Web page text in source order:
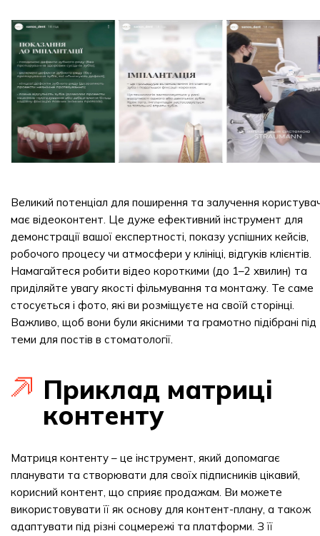
Великий потенціал для поширення та залучення
має відеоконтент. Це дуже ефективний інструмент для
демонстрації вашої експертності, показу успішних кейсів,
робочого процесу чи атмосфери у клініці, відгуків клієнтів.
Намагайтеся робити відео короткими (до 1–2 хвилин) та
приділяйте увагу якості фільмування та монтажу. Те саме
стосується і фото, які ви розміщуєте на своїй сторінці.
Важливо, щоб вони були якісними та грамотно підібрані під
теми для постів в стоматології.
Приклад матриці
контенту
Матриця контенту – це інструмент, який допомагає
планувати та створювати для своїх підписників цікавий,
корисний контент, що сприяє продажам. Ви можете
використовувати її як основу для контент-плану, а також
адаптувати під різні соцмережі та платформи. З її